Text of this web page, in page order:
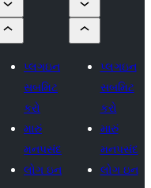
પ્લગઇન
સબમિટ
કરો
મારું
મનપસંદ
લોગ ઇન
પ્લગઇન
સબમિટ
કરો
મારું
મનપસંદ
લોગ ઇન